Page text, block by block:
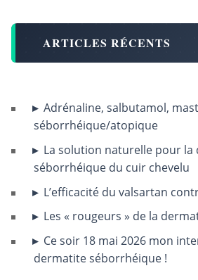
ARTICLES RÉCENTS
Adrénaline, salbutamol,
séborrhéique/atopique
La solution naturelle pour la
séborrhéique du cuir chevelu
L’efficacité du valsartan
Les « rougeurs » de la
Ce soir 18 mai 2026 mon
dermatite séborrhéique !